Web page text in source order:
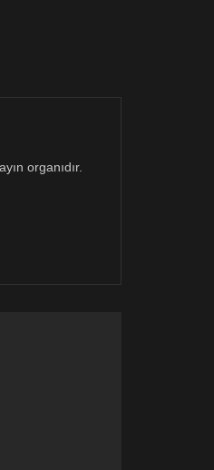
organıdır.